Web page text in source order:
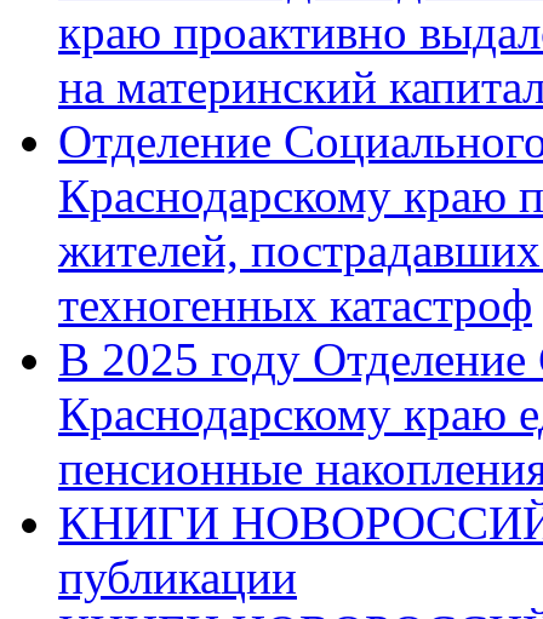
краю проактивно
на материнский
Отделение
Краснодарскому краю
жителей,
техногенных катастроф
В 2025 году
Краснодарскому краю
пенсионные
КНИГИ
публикации